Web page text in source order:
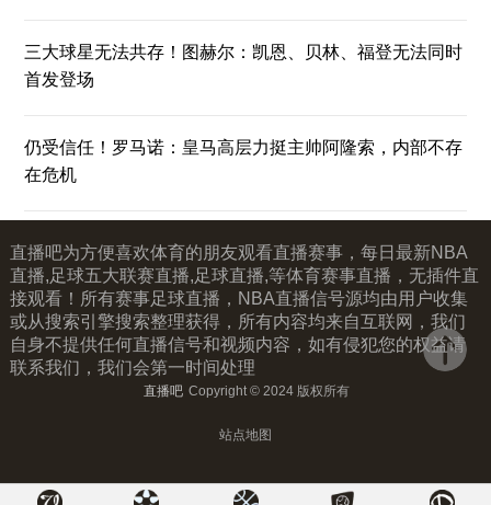
三大球星无法共存！图赫尔：凯恩、贝林、福登无法同时
首发登场
仍受信任！罗马诺：皇马高层力挺主帅阿隆索，内部不存
在危机
直播吧为方便喜欢体育的朋友观看直播赛事，每日最新NBA
直播,足球五大联赛直播,足球直播,等体育赛事直播，无插件直
接观看！所有赛事足球直播，NBA直播信号源均由用户收集
或从搜索引擎搜索整理获得，所有内容均来自互联网，我们
自身不提供任何直播信号和视频内容，如有侵犯您的权益请
联系我们，我们会第一时间处理
直播吧 Copyright © 2024 版权所有
站点地图